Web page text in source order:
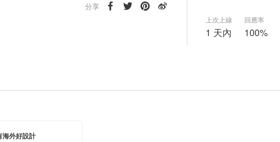
分享
上次上線
1 天內
回應率
100%
海外好設計